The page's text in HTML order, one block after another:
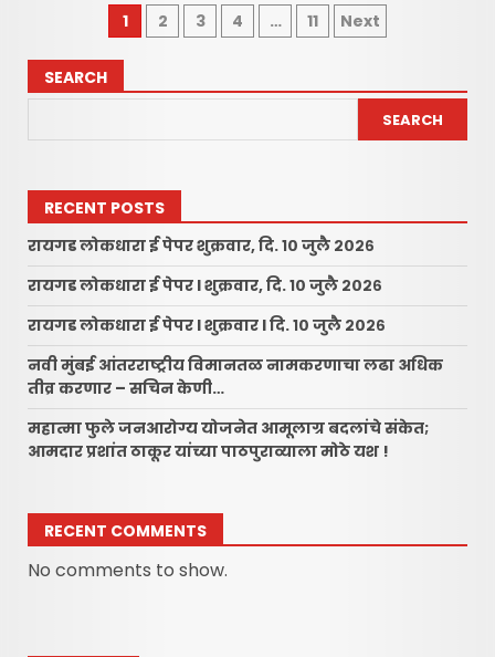
Posts
pagination
1 2 3 4 … 11 Next
SEARCH
SEARCH
RECENT POSTS
रायगड लोकधारा ई पेपर शुक्रवार, दि. १० जुलै २०२६
रायगड लोकधारा ई पेपर l शुक्रवार, दि. १० जुलै २०२६
रायगड लोकधारा ई पेपर l शुक्रवार l दि. १० जुलै २०२६
नवी मुंबई आंतरराष्ट्रीय विमानतळ नामकरणाचा लढा अधिक
तीव्र करणार – सचिन केणी…
महात्मा फुले जनआरोग्य योजनेत आमूलाग्र बदलांचे संकेत;
आमदार प्रशांत ठाकूर यांच्या पाठपुराव्याला मोठे यश !
RECENT COMMENTS
No comments to show.